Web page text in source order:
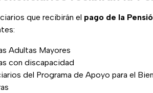
que recibirán el pago de la
Adultas Mayores
con discapacidad
del Programa de Apoyo para el